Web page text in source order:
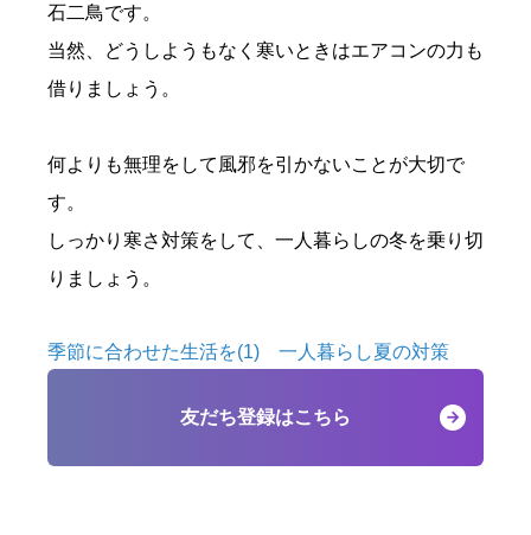
石二鳥です。
当然、どうしようもなく寒いときはエアコンの力も
借りましょう。
何よりも無理をして風邪を引かないことが大切で
す。
しっかり寒さ対策をして、一人暮らしの冬を乗り切
りましょう。
季節に合わせた生活を(1) 一人暮らし夏の対策
友だち登録はこちら